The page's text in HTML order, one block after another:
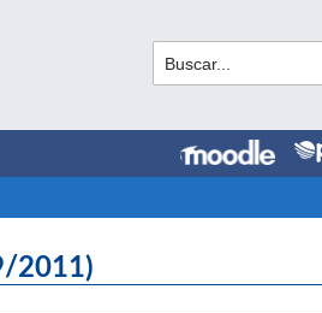
2011)